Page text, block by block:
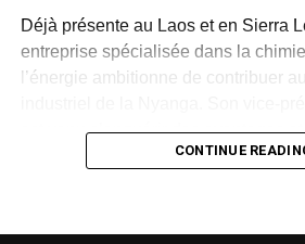
pour l’économie gabonaise.
WhatsApp
Facebook
X >>
Déjà présente au Laos et en Sierra
entreprise spécialisée dans la
l’énergie ambitionne de contribuer
est venu s’enquérir des avantages
proposés par l’État gabonais dans le
CONTINUE